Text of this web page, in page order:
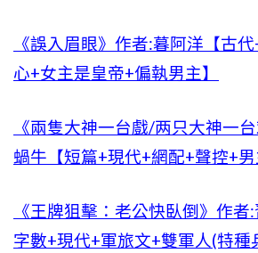
《誤入眉眼》作者:暮阿洋【古
心+女主是皇帝+偏執男主】
《兩隻大神一台戲/两只大神一
蝸牛【短篇+現代+網配+聲控+男
《王牌狙擊：老公快臥倒》作
字數+現代+軍旅文+雙軍人(特種